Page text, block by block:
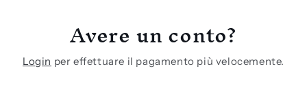
Avere un conto?
Login per effettuare il pagamento più velocemente.